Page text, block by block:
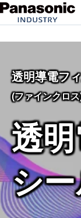
透明導電フ
(ファインクロ
透
シ